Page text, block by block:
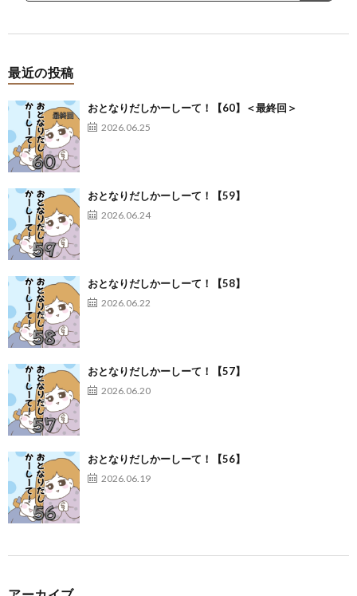
最近の投稿
おとなりだしかーしーて！【60】＜最終回＞
2026.06.25
おとなりだしかーしーて！【59】
2026.06.24
おとなりだしかーしーて！【58】
2026.06.22
おとなりだしかーしーて！【57】
2026.06.20
おとなりだしかーしーて！【56】
2026.06.19